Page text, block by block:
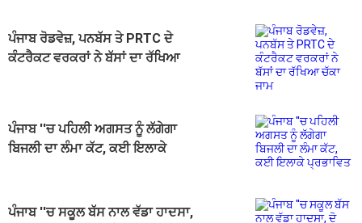
ਪੰਜਾਬ ਰੋਡਵੇਜ਼, ਪਨਬੱਸ ਤੇ PRTC ਦੇ
ਕੰਟਰੈਕਟ ਵਰਕਰਾਂ ਨੇ ਬੱਸਾਂ ਦਾ ਰੱਖਿਆ
ਪੰਜਾਬ ''ਚ ਪਹਿਲੀ ਅਗਸਤ ਨੂੰ ਲੱਗੇਗਾ
ਬਿਜਲੀ ਦਾ ਲੰਮਾ ਕੱਟ, ਕਈ ਇਲਾਕੇ
ਪੰਜਾਬ ''ਚ ਸਕੂਲ ਬੱਸ ਨਾਲ ਵੱਡਾ ਹਾਦਸਾ,